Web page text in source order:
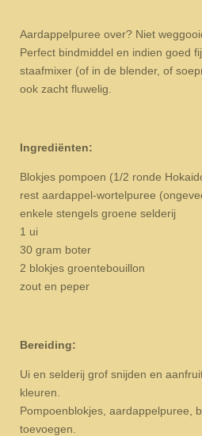
Aardappelpuree over? Niet
Perfect bindmiddel en indien goed
staafmixer (of in de blender, of
ook zacht fluwelig.
Ingrediënten:
Blokjes pompoen (1/2 ronde
rest aardappel-wortelpuree
enkele stengels groene selderij
1 ui
30 gram boter
2 blokjes groentebouillon
zout en peper
Bereiding:
Ui en selderij grof snijden en
kleuren.
Pompoenblokjes, aardappelpuree,
toevoegen.